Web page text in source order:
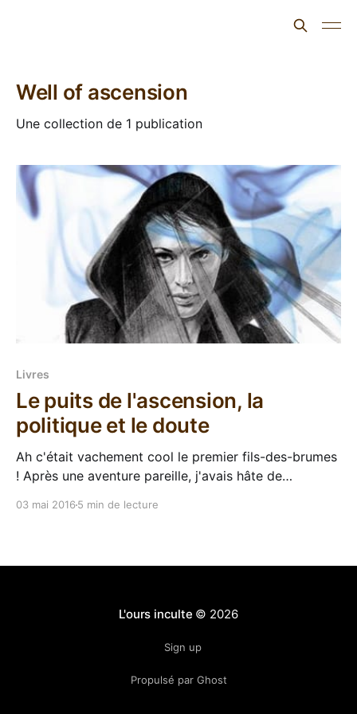
Well of ascension
Une collection de 1 publication
Livres
Le puits de l'ascension, la
politique et le doute
Ah c'était vachement cool le premier fils-des-brumes
! Après une aventure pareille, j'avais hâte de
03 mai 2016 5 min de lecture
L'ours inculte © 2026
Sign up
Propulsé par Ghost